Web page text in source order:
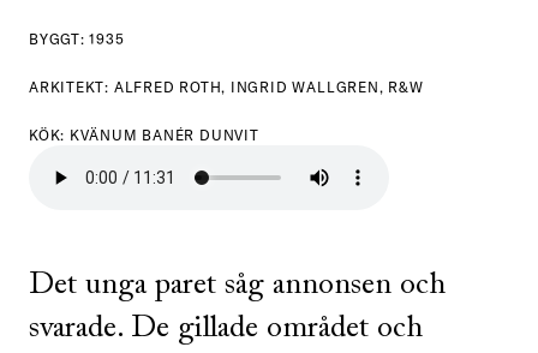
BYGGT: 1935
ARKITEKT: ALFRED ROTH, INGRID WALLGREN, R&W
KÖK: KVÄNUM BANÉR DUNVIT
Det unga paret såg annonsen och
svarade. De gillade området och